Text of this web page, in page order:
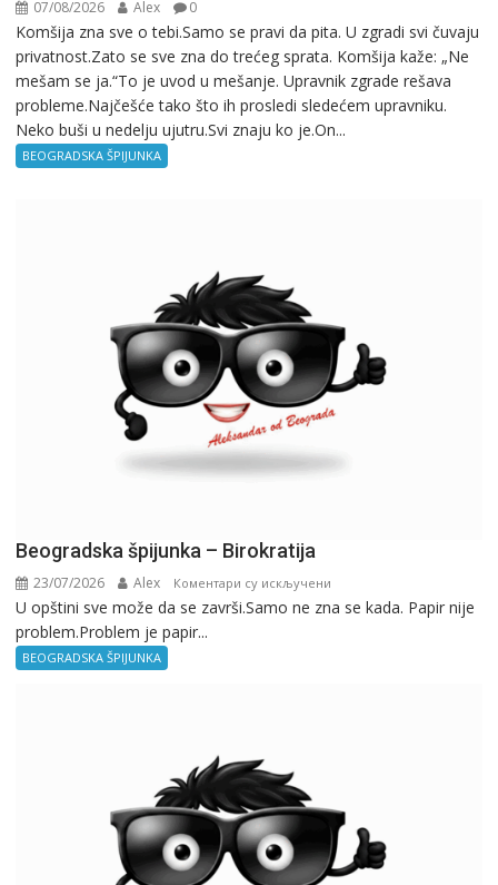
07/08/2026 Alex 0
Komšija zna sve o tebi.Samo se pravi da pita. U zgradi svi čuvaju
privatnost.Zato se sve zna do trećeg sprata. Komšija kaže: „Ne
mešam se ja.“To je uvod u mešanje. Upravnik zgrade rešava
probleme.Najčešće tako što ih prosledi sledećem upravniku.
Neko buši u nedelju ujutru.Svi znaju ko je.On...
BEOGRADSKA ŠPIJUNKA
Beogradska špijunka – Birokratija
23/07/2026 Alex Коментари су искључени
Beogradska
U opštini sve može da se završi.Samo ne zna se kada. Papir nije
problem.Problem je papir...
BEOGRADSKA ŠPIJUNKA